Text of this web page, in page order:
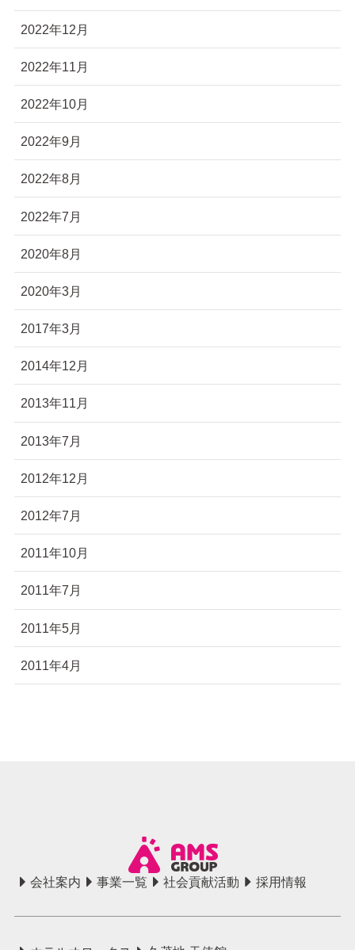
2022年12月
2022年11月
2022年10月
2022年9月
2022年8月
2022年7月
2020年8月
2020年3月
2017年3月
2014年12月
2013年11月
2013年7月
2012年12月
2012年7月
2011年10月
2011年7月
2011年5月
2011年4月
会社案内 事業一覧 社会貢献活動 採用情報